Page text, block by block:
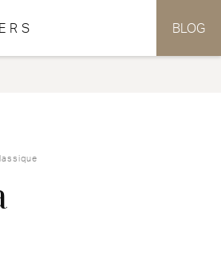
BLOG